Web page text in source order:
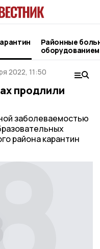
Районные
оборудованием
2022, 11:50
продлили
заболеваемостью
района карантин